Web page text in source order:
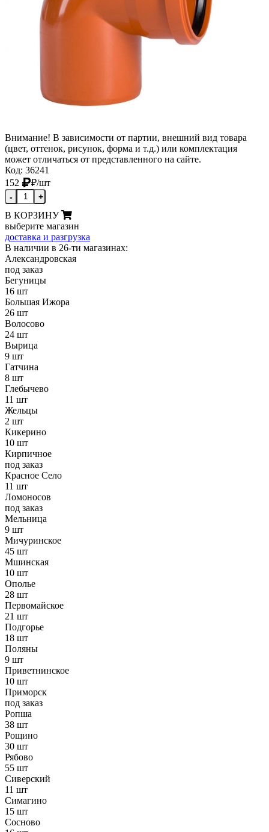
Внимание! В зависимости от партии, внешний вид товара
(цвет, оттенок, рисунок, форма и т.д.) или комплектация
может отличаться от представленного на сайте.
Код: 36241
152
₽/шт
- +
В КОРЗИНУ
выберите магазин
доставка и разгрузка
В наличии в 26-ти магазинах:
Александровская
под заказ
Бегуницы
16 шт
Большая Ижора
26 шт
Волосово
24 шт
Вырица
9 шт
Гатчина
8 шт
Глебычево
11 шт
Жельцы
2 шт
Кикерино
10 шт
Кирпичное
под заказ
Красное Село
11 шт
Ломоносов
под заказ
Мельница
9 шт
Мичуринское
45 шт
Мшинская
10 шт
Ополье
28 шт
Первомайское
21 шт
Подгорье
18 шт
Поляны
9 шт
Приветнинское
10 шт
Приморск
под заказ
Ропша
38 шт
Рощино
30 шт
Рябово
55 шт
Сиверский
11 шт
Симагино
15 шт
Сосново